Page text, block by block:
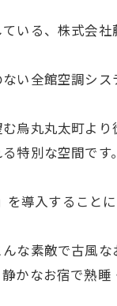
いる、株式会社
全館空調シス
烏丸丸太町よ
特別な空間です。
を導入すること
な素敵で古風
かなお宿で熟睡